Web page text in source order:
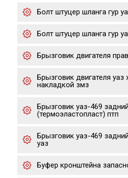
Болт штуцер шланга гур
Болт штуцер шланга гур
Брызговик двигателя
Брызговик двигателя уаз
накладкой змз
Брызговик уаз-469
(термоэластопласт) птп
Брызговик уаз-469
уаз
Буфер кронштейна